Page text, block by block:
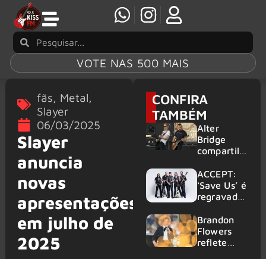
VOTE NAS 500 MAIS
fãs, Metal,
Slayer
06/03/2025
Slayer
anuncia
novas
apresentações
em julho de
2025
CONFIRA
TAMBÉM
Alter
Bridge
compartilh
vivo de
“Fortress”
gravada
am Ring
2026
ACCEPT:
‘Save Us’ é
regravada
membros
do GHOST
e KORN
Brandon
Flowers
reflete